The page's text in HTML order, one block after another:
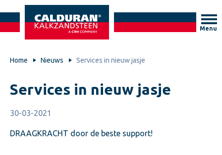
Menu
Home Nieuws Services in nieuw jasje
Services in nieuw jasje
30-03-2021
DRAAGKRACHT door de beste support!